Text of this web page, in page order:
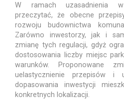
W ramach uzasadnienia
przeczytać, że obecne
rozwoju budownictwa
Zarówno inwestorzy, jak i
zmianę tych regulacji, gdyż
dostosowania liczby miejsc
warunków. Proponowane
uelastycznienie przepisów i
dopasowania inwestycji
konkretnych lokalizacji.